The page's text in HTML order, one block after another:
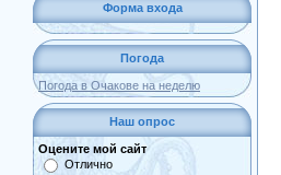
Форма входа
Погода
Погода в Очакове на неделю
Наш опрос
Оцените мой сайт
Отлично